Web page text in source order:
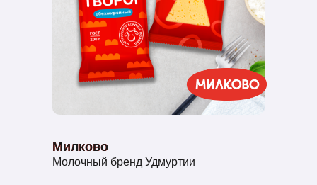
Милково
Молочный бренд Удмуртии
Милково